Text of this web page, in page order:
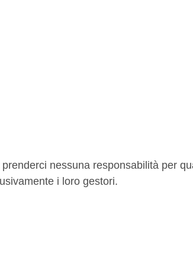
nessuna responsabilità per
i loro gestori.